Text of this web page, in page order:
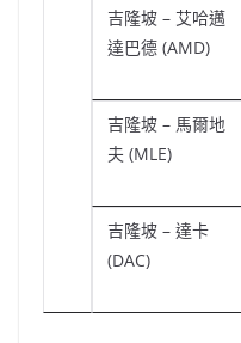
吉隆坡 – 艾哈邁
達巴德 (AMD)
吉隆坡 – 馬爾地
夫 (MLE)
吉隆坡 – 達卡
(DAC)